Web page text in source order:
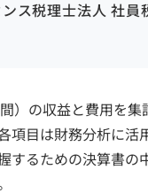
ス税理士法人 社員
）の収益と費用を
項目は財務分析に活
するための決算書の